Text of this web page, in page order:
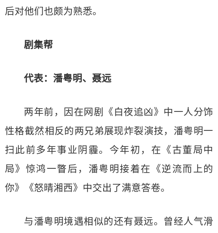
后对他们也颇为熟悉。
剧集帮
代表：潘粤明、聂远
两年前，因在网剧《白夜追凶》中一人分饰
性格截然相反的两兄弟展现炸裂演技，潘粤明一
扫此前多年事业阴霾。今年初，在《古董局中
局》惊鸿一瞥后，潘粤明接着在《逆流而上的
你》《怒晴湘西》中交出了满意答卷。
与潘粤明境遇相似的还有聂远。曾经人气滑